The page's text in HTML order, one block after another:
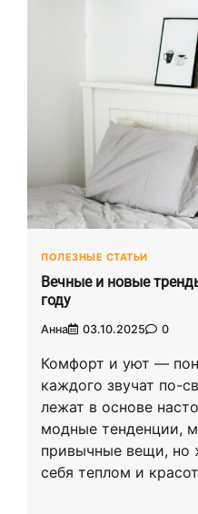
ПОЛЕЗНЫЕ СТАТЬИ
Вечные и новые
году
Анна 03.10.2025 0
Комфорт и уют —
каждого звучат по-
лежат в основе
модные тенденции,
привычные вещи, но
себя теплом и